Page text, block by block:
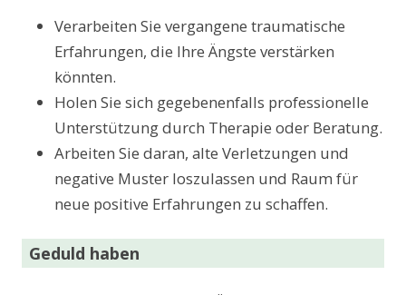
Verarbeiten Sie vergangene traumatische
Erfahrungen, die Ihre Ängste verstärken
könnten.
Holen Sie sich gegebenenfalls professionelle
Unterstützung durch Therapie oder Beratung.
Arbeiten Sie daran, alte Verletzungen und
negative Muster loszulassen und Raum für
neue positive Erfahrungen zu schaffen.
Geduld haben